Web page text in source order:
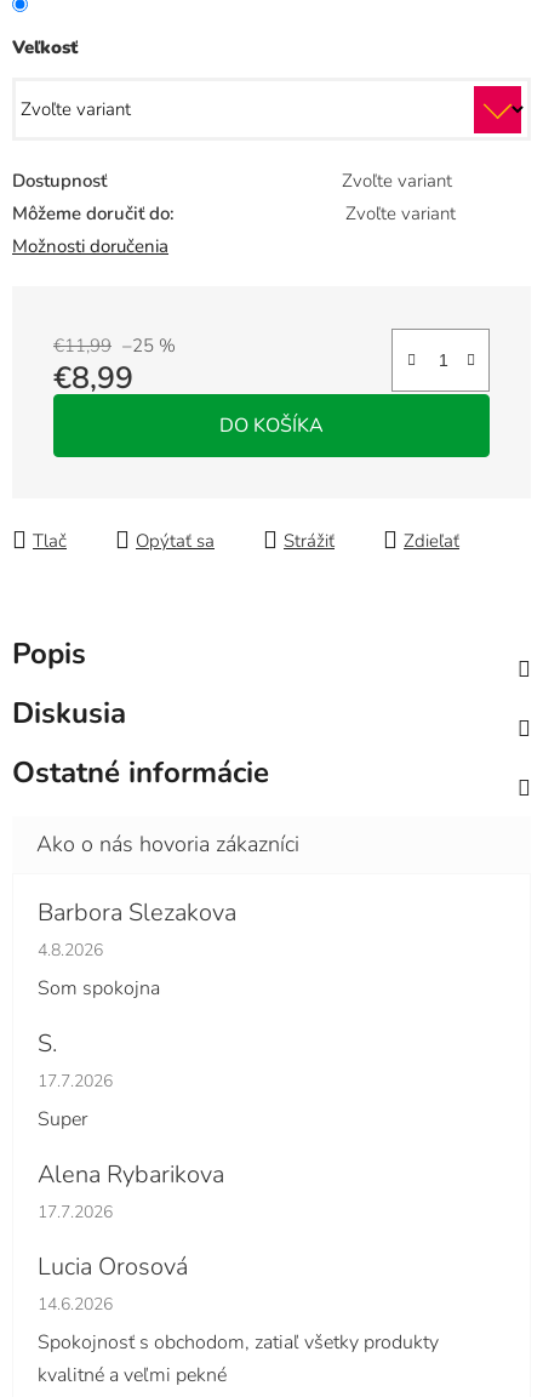
Veľkosť
Dostupnosť
Zvoľte variant
Môžeme doručiť do:
Zvoľte variant
Možnosti doručenia
€11,99 –25 %
€8,99
DO KOŠÍKA
Tlač Opýtať sa Strážiť Zdieľať
Popis
Diskusia
Ostatné informácie
Barbora Slezakova
Hodnotenie obchodu je 5 z 5 hviezdičiek.
4.8.2026
Som spokojna
S.
Hodnotenie obchodu je 5 z 5 hviezdičiek.
17.7.2026
Super
Alena Rybarikova
Hodnotenie obchodu je 5 z 5 hviezdičiek.
17.7.2026
Lucia Orosová
Hodnotenie obchodu je 5 z 5 hviezdičiek.
14.6.2026
Spokojnosť s obchodom, zatiaľ všetky produkty
kvalitné a veľmi pekné